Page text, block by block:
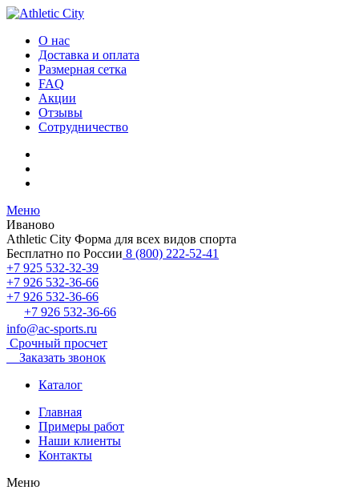
О нас
Доставка и оплата
Размерная сетка
FAQ
Акции
Отзывы
Сотрудничество
Меню
Иваново
Athletic City Форма для всех видов спорта
Бесплатно по России 8 (800) 222-52-41
+7 925 532-32-39
+7 926 532-36-66
+7 926 532-36-66
+7 926 532-36-66
info@ac-sports.ru
Срочный просчет
Заказать звонок
Каталог
Главная
Примеры работ
Наши клиенты
Контакты
Меню